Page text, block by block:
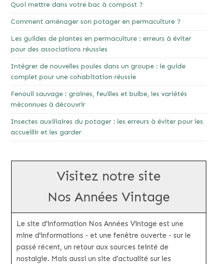
Quoi mettre dans votre bac à compost ?
Comment aménager son potager en permaculture ?
Les guildes de plantes en permaculture : erreurs à éviter
pour des associations réussies
Intégrer de nouvelles poules dans un groupe : le guide
complet pour une cohabitation réussie
Fenouil sauvage : graines, feuilles et bulbe, les variétés
méconnues à découvrir
Insectes auxiliaires du potager : les erreurs à éviter pour les
accueillir et les garder
Visitez notre site
Nos Années Vintage
Le site d'information Nos Années Vintage est une
mine d'informations - et une fenêtre ouverte - sur le
passé récent, un retour aux sources teinté de
nostalgie. Mais aussi un site d'actualité sur les